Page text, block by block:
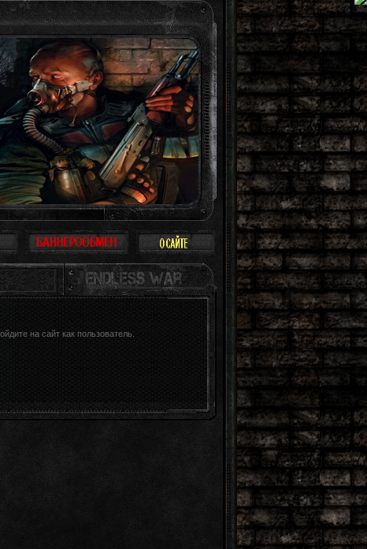
просто прогулка, охота, работа в конце концов. Такое иногда
на сайт как пользователь.